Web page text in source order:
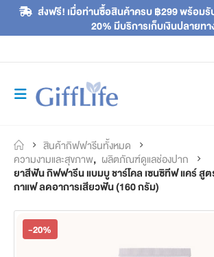
ส่งฟรี! เมื่อท่านซื้อสินค้าครบ ฿299 พร้อม
20% มีบริการเก็บเงินปลายทา
สินค้ากิฟฟารีนทั้งหมด
ความงามและสุขภาพ, ผลิตภัณฑ์ดูแลช่องปาก
ยาสีฟัน กิฟฟารีน แบมบู ชาร์โคล เซนซิทีฟ แคร์ สู
กาแฟ ลดอาการเสียวฟัน (160 กรัม)
-20%